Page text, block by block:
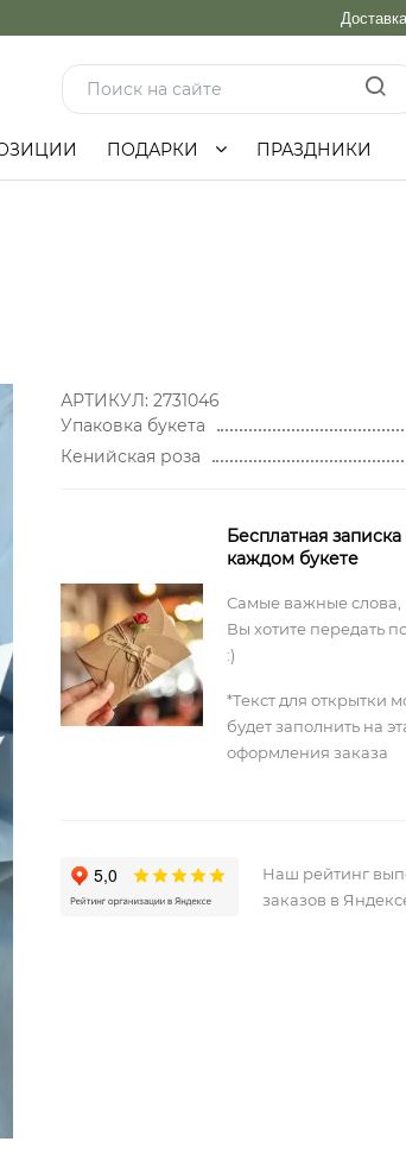
Доставка
ПОДАРКИ ПРАЗДНИКИ
АРТИКУЛ: 2731046
Упаковка букета
Кенийская роза
Бесплатная записка
каждом букете
Самые важные слова,
Вы хотите передать
:)
*Текст для открытки
будет заполнить на
оформления заказа
Наш рейтинг
заказов в